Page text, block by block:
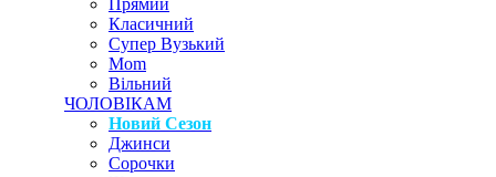
Прямий
Класичний
Супер Вузький
Mom
Вільний
ЧОЛОВІКАМ
Новий Сезон
Джинси
Сорочки